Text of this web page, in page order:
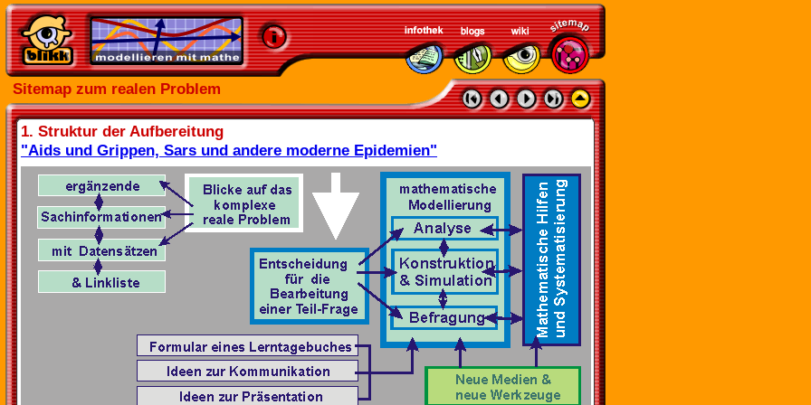
Sitemap zum realen Problem
1. Struktur der Aufbereitung
"Aids und Grippen, Sars und andere moderne Epidemien"